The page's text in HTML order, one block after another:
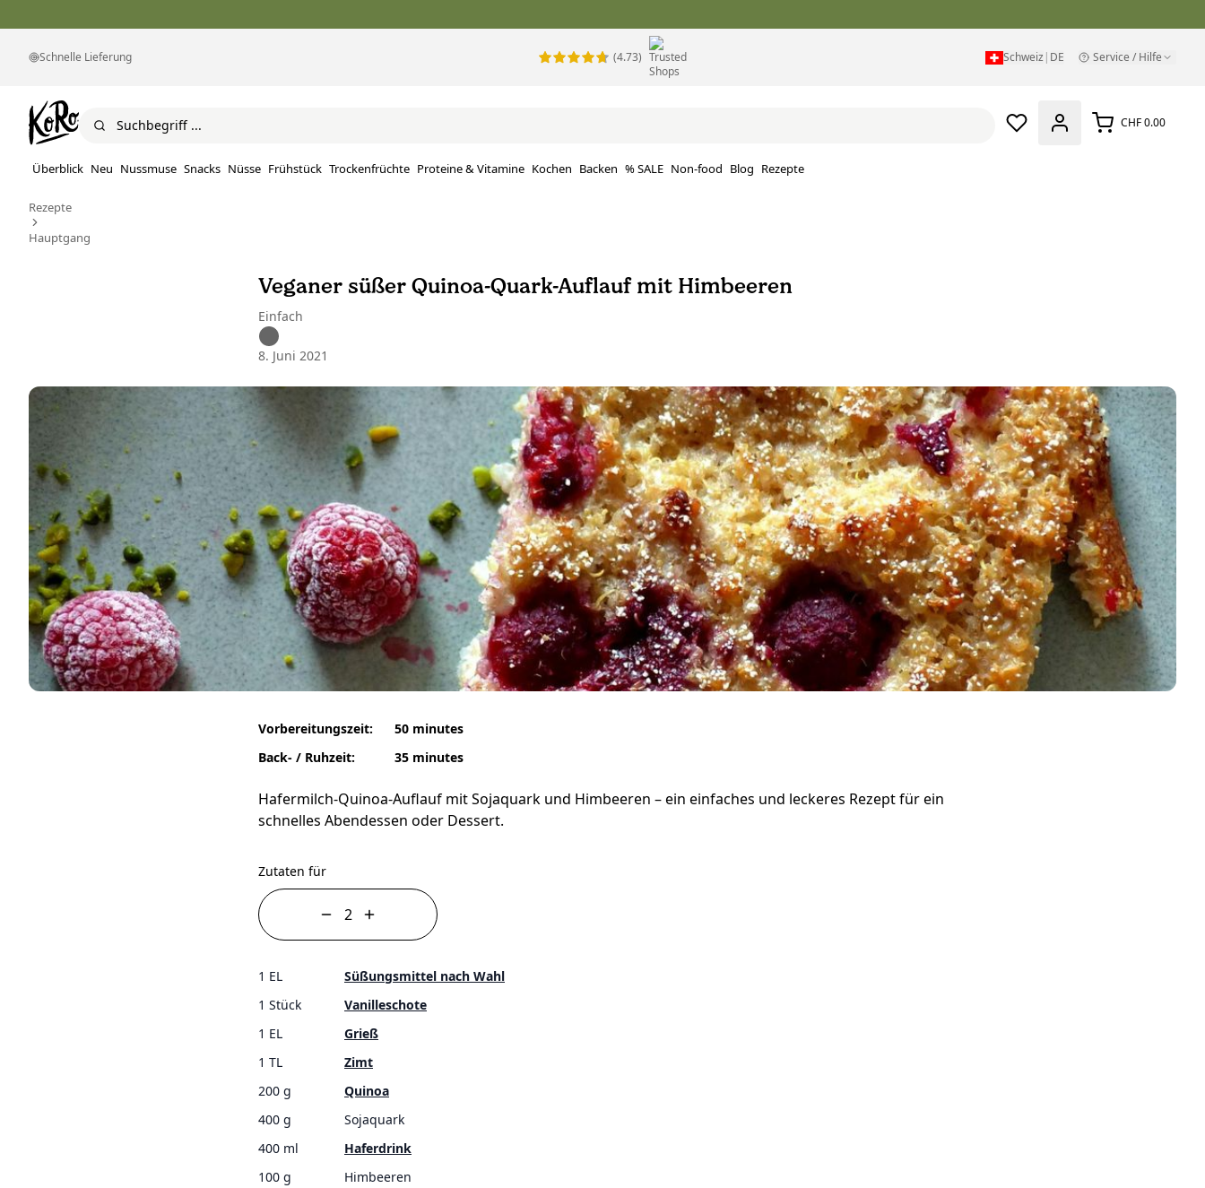
Schnelle Lieferung (4.73) Schweiz | DE Service / Hilfe
CHF 0.00
Überblick Neu Nussmuse Snacks Nüsse Frühstück Trockenfrüchte Proteine ​​& Vitamine Kochen Backen % SALE Non-food Blog Rezepte
Rezepte
Hauptgang
Veganer süßer Quinoa-Quark-Auflauf mit Himbeeren
Einfach
8. Juni 2021
Vorbereitungszeit:
Back- / Ruhzeit:
50 minutes
35 minutes
Hafermilch-Quinoa-Auflauf mit Sojaquark und Himbeeren – ein einfaches und leckeres Rezept für ein
schnelles Abendessen oder Dessert.
Zutaten für
1 EL
Süßungsmittel nach Wahl
1 Stück
Vanilleschote
1 EL
Grieß
1 TL
Zimt
200 g
Quinoa
400 g
Sojaquark
400 ml
Haferdrink
100 g
Himbeeren